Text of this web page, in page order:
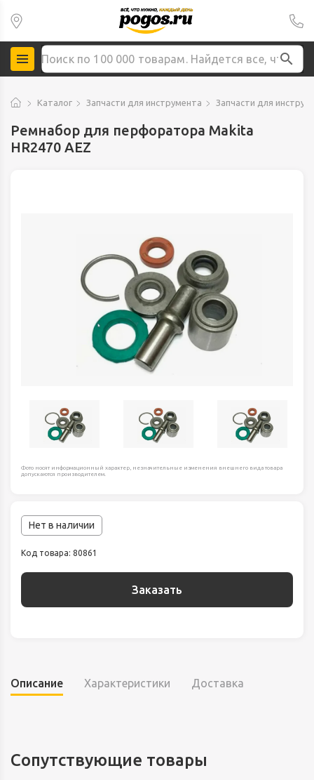
Каталог Запчасти для инструмента Запчасти для
Ремнабор для перфоратора Makita
HR2470 AEZ
Фото носят информационный характер, незначительные изменения внешнего вида товара
допускаются производителем.
Нет в наличии
Код товара: 80861
Заказать
Описание Характеристики Доставка
Сопутствующие товары